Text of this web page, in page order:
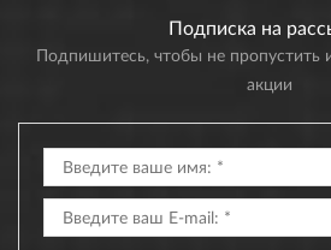
Подписка на
Подпишитесь, чтобы не пропустить
акции